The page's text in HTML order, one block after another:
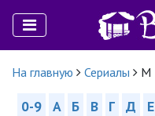
На главную Сериалы М
0-9 А Б В Г Д Е